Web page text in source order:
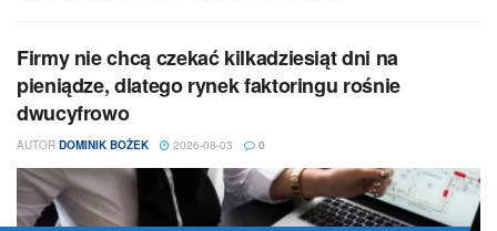
Firmy nie chcą czekać kilkadziesiąt dni na
pieniądze, dlatego rynek faktoringu rośnie
dwucyfrowo
AUTOR DOMINIK BOŻEK 2026-08-03 0